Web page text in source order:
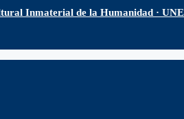
Inmaterial de la Humanidad ·